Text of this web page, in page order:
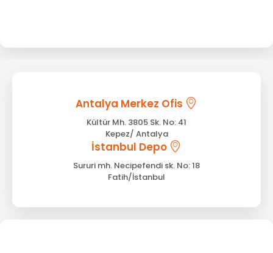
Antalya Merkez Ofis
Kültür Mh. 3805 Sk. No: 41
Kepez/ Antalya
İstanbul Depo
Sururi mh. Necipefendi sk. No: 18
Fatih/İstanbul